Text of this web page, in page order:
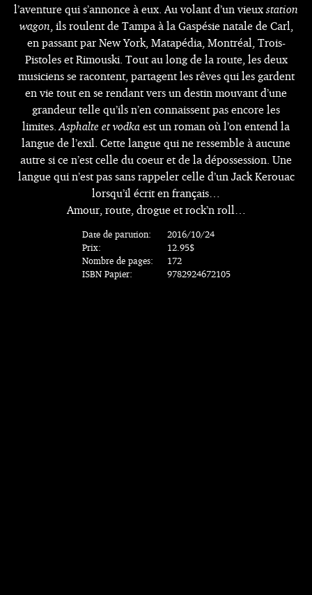
l’aventure qui s’annonce à eux. Au volant d’un vieuxstation
wagon , ils roulent de Tampa à la Gaspésie natale de Carl,
en passant par New York, Matapédia, Montréal, Trois-
Pistoles et Rimouski. Tout au long de la route, les deux
musiciens se racontent, partagent les rêves qui les gardent
en vie tout en se rendant vers un destin mouvant d’une
grandeur telle qu’ils n’en connaissent pas encore les
limites.Asphalte et vodka est un roman où l’on entend la
langue de l’exil. Cette langue qui ne ressemble à aucune
autre si ce n’est celle du coeur et de la dépossession. Une
langue qui n’est pas sans rappeler celle d’un Jack Kerouac
lorsqu’il écrit en français…
Amour, route, drogue et rock’n roll…
Date de parution:
Prix:
Nombre de pages:
ISBN Papier:
2016/10/24
12.95$
172
9782924672105